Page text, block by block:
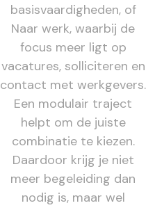
basisvaardigheden, of
Naar werk, waarbij de
focus meer ligt op
vacatures, solliciteren en
contact met werkgevers.
Een modulair traject
helpt om de juiste
combinatie te kiezen.
Daardoor krijg je niet
meer begeleiding dan
nodig is, maar wel